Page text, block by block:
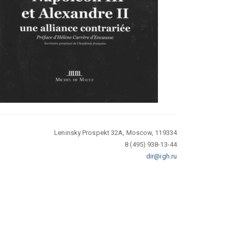
Leninsky Prospekt 32A, Moscow, 119334
8 (495) 938-13-44
dir@igh.ru